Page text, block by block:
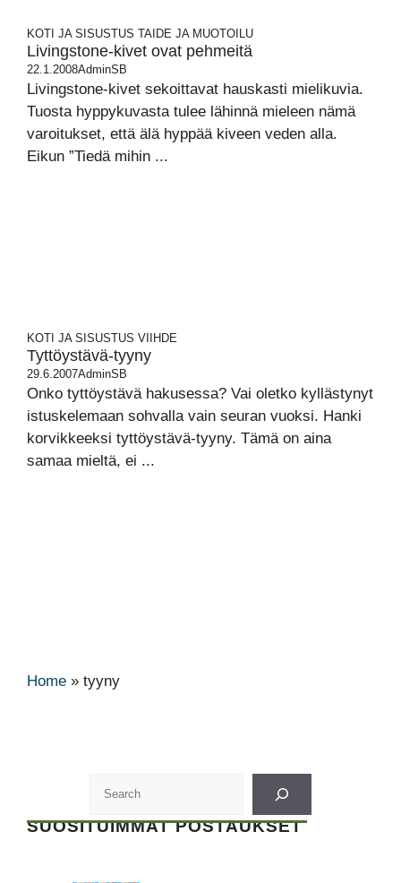
KOTI JA SISUSTUS TAIDE JA MUOTOILU
Livingstone-kivet ovat pehmeitä
22.1.2008AdminSB
Livingstone-kivet sekoittavat hauskasti mielikuvia.
Tuosta hyppykuvasta tulee lähinnä mieleen nämä
varoitukset, että älä hyppää kiveen veden alla.
Eikun ”Tiedä mihin ...
KOTI JA SISUSTUS VIIHDE
Tyttöystävä-tyyny
29.6.2007AdminSB
Onko tyttöystävä hakusessa? Vai oletko kyllästynyt
istuskelemaan sohvalla vain seuran vuoksi. Hanki
korvikkeeksi tyttöystävä-tyyny. Tämä on aina
samaa mieltä, ei ...
Home » tyyny
SUOSITUIMMAT POSTAUKSET